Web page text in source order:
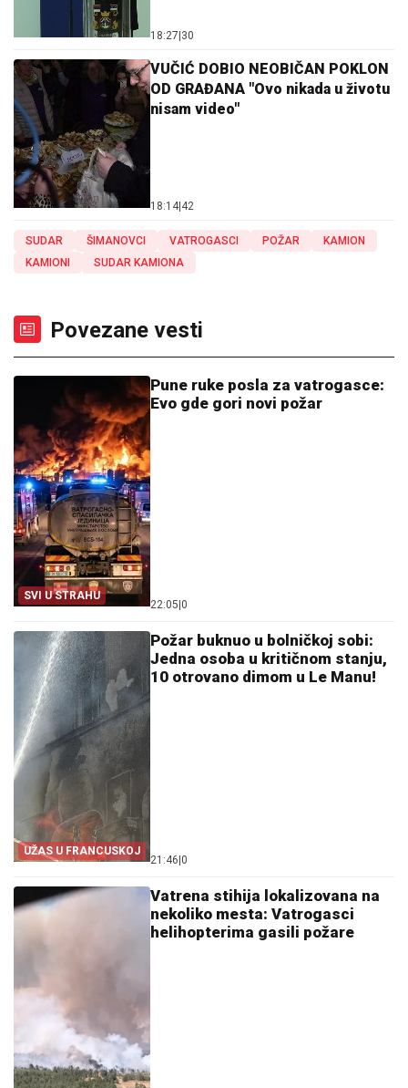
18:27|30
VUČIĆ DOBIO NEOBIČAN POKLON
OD GRAĐANA "Ovo nikada u životu
nisam video"
18:14|42
SUDAR ŠIMANOVCI VATROGASCI POŽAR
KAMION
KAMIONI
SUDAR KAMIONA
Povezane vesti
SVI U STRAHU
Pune ruke posla za vatrogasce:
Evo gde gori novi požar
22:05|0
UŽAS U FRANCUSKOJ
Požar buknuo u bolničkoj sobi:
Jedna osoba u kritičnom stanju,
10 otrovano dimom u Le Manu!
21:46|0
Vatrena stihija lokalizovana na
nekoliko mesta: Vatrogasci
helihopterima gasili požare